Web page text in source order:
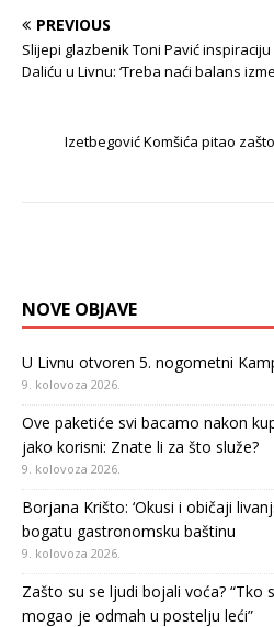
PREVIOUS
Slijepi glazbenik Toni Pavić
Daliću u Livnu: ‘Treba naći balans
Izetbegović Komšića pitao
NOVE OBJAVE
U Livnu otvoren 5. nogometni
9. kolovoza 2026.
Ove paketiće svi bacamo nakon
jako korisni: Znate li za što služe?
9. kolovoza 2026.
Borjana Krišto: ‘Okusi i običaji
bogatu gastronomsku baštinu
9. kolovoza 2026.
Zašto su se ljudi bojali voća? “Tko
mogao je odmah u postelju leći”